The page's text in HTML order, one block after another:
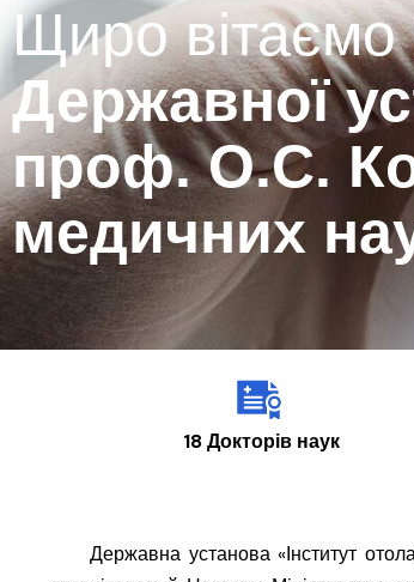
Щиро вітаємо
Державної
проф. О.С.
медичних
18 Докторів наук
Державна установа «Інститут